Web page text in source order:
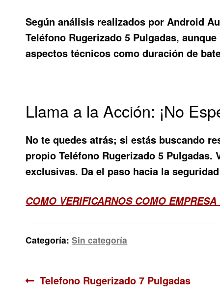
Según análisis realizados por Android
Teléfono Rugerizado 5 Pulgadas,
aspectos técnicos como duración de
Llama a la Acción: ¡No
No te quedes atrás; si estás buscando
propioTeléfono Rugerizado 5 Pulgadas.
exclusivas. Da el paso hacia la
COMO VERIFICARNOS COMO
Categoría:Sin categoría
Navegación
Anterior:
Telefono Rugerizado 7 Pulgadas